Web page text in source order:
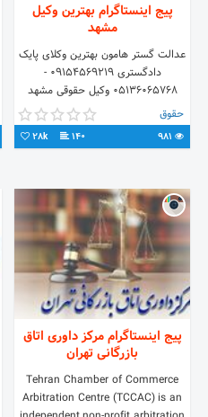
پیج اینستاگرام بهترین وکیل
مشهد
عدالت گستر هامون بهترین وکلای پایک
دادگستری ۰۹۱۵۴۵۶۹۲۱۹ -
05136065768 وکیل حقوقی مشهد
وکیل کیفری مشهد وکیل خانواده مشهد
#حقوقی#خانواده#کیفری
حقوق
140
28k
پیج اینستاگرام مرکز داوری اتاق
بازرگانی تهران
Tehran Chamber of Commerce
Arbitration Centre (TCCAC) is an